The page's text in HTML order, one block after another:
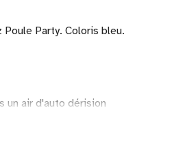
Party. Coloris bleu.
un air d'auto dérision